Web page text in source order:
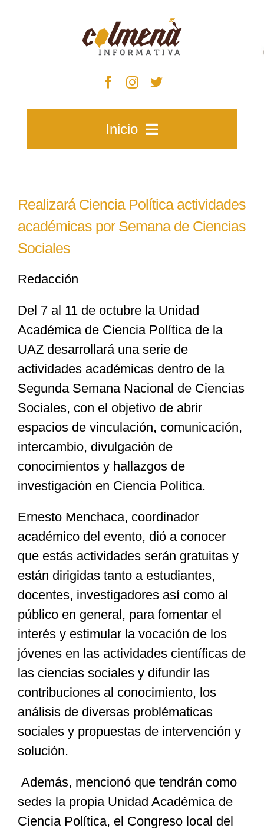
Inicio
Zacatecas
Especiales
Nacional
Opinión
Cultura
Nosotros
Realizará Ciencia Política actividades
académicas por Semana de Ciencias
Sociales
Redacción
Del 7 al 11 de octubre la Unidad
Académica de Ciencia Política de la
UAZ desarrollará una serie de
actividades académicas dentro de la
Segunda Semana Nacional de Ciencias
Sociales, con el objetivo de abrir
espacios de vinculación, comunicación,
intercambio, divulgación de
conocimientos y hallazgos de
investigación en Ciencia Política.
Ernesto Menchaca, coordinador
académico del evento, dió a conocer
que estás actividades serán gratuitas y
están dirigidas tanto a estudiantes,
docentes, investigadores así como al
público en general, para fomentar el
interés y estimular la vocación de los
jóvenes en las actividades científicas de
las ciencias sociales y difundir las
contribuciones al conocimiento, los
análisis de diversas problématicas
sociales y propuestas de intervención y
solución.
Además, mencionó que tendrán como
sedes la propia Unidad Académica de
Ciencia Política, el Congreso local del